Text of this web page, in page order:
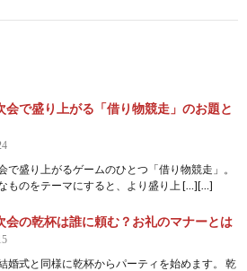
会で盛り上がる「借り物競走」のお題と
で盛り上がるゲームのひとつ「借り物競走」。
ものをテーマにすると、より盛り上 […][…]
会の乾杯は誰に頼む？お礼のマナーとは
婚式と同様に乾杯からパーティを始めます。 乾